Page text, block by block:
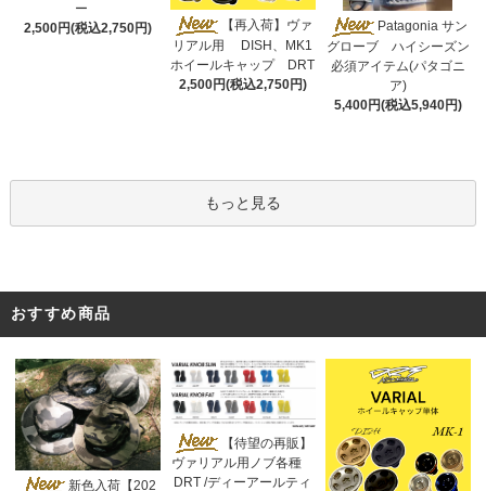
ー
2,500円(税込2,750円)
【再入荷】ヴァ
リアル用 DISH、MK1
ホイールキャップ DRT
2,500円(税込2,750円)
Patagonia サン
グローブ ハイシーズン
必須アイテム(パタゴニ
ア)
5,400円(税込5,940円)
もっと見る
おすすめ商品
新色入荷【202
【待望の再販】
ヴァリアル用ノブ各種
DRT /ディーアールティ